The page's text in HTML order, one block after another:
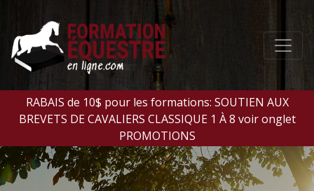
RABAIS de 10$ pour les formations: SOUTIEN AUX
BREVETS DE CAVALIERS CLASSIQUE 1 À 8 voir onglet
PROMOTIONS